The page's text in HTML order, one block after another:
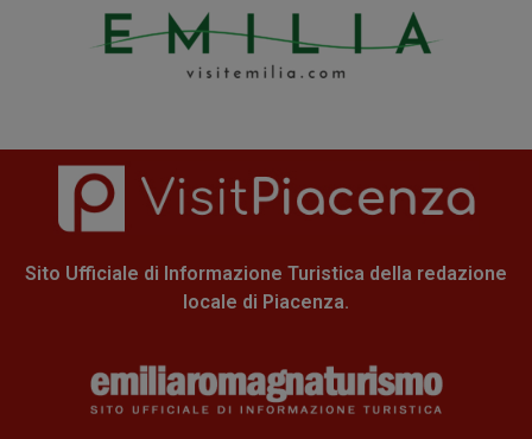
Sito Ufficiale di Informazione Turistica della redazione
locale di Piacenza.